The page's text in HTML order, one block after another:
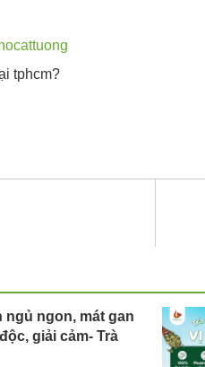
tphcm?
ngủ ngon, mát gan
giải cảm- Trà